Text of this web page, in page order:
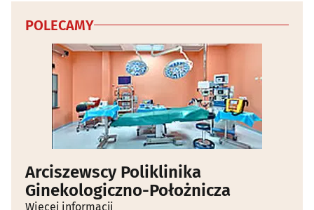
POLECAMY
Arciszewscy Poliklinika
Ginekologiczno-Położnicza
Więcej informacji